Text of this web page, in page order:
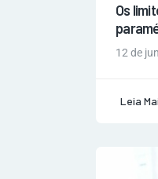
Os
12 de
Leia